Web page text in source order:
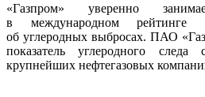
«Газпром» уверенно
в международном рейтинге
об углеродных выбросах. ПАО
показатель углеродного
крупнейших нефтегазовых